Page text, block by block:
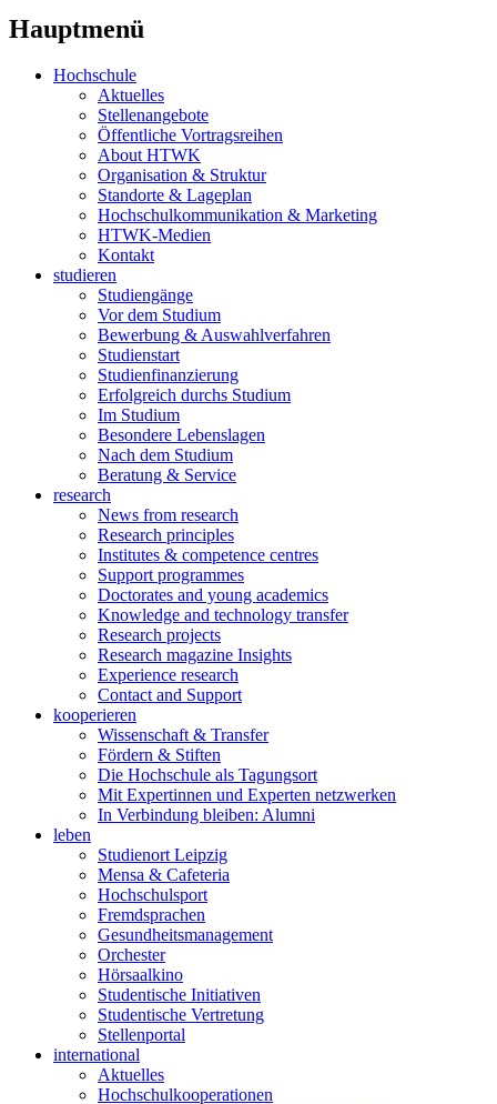
Hauptmenü
Hochschule
Aktuelles
Stellenangebote
Öffentliche Vortragsreihen
About HTWK
Organisation & Struktur
Standorte & Lageplan
Hochschulkommunikation & Marketing
HTWK-Medien
Kontakt
studieren
Studiengänge
Vor dem Studium
Bewerbung & Auswahlverfahren
Studienstart
Studienfinanzierung
Erfolgreich durchs Studium
Im Studium
Besondere Lebenslagen
Nach dem Studium
Beratung & Service
research
News from research
Research principles
Institutes & competence centres
Support programmes
Doctorates and young academics
Knowledge and technology transfer
Research projects
Research magazine Insights
Experience research
Contact and Support
kooperieren
Wissenschaft & Transfer
Fördern & Stiften
Die Hochschule als Tagungsort
Mit Expertinnen und Experten netzwerken
In Verbindung bleiben: Alumni
leben
Studienort Leipzig
Mensa & Cafeteria
Hochschulsport
Fremdsprachen
Gesundheitsmanagement
Orchester
Hörsaalkino
Studentische Initiativen
Studentische Vertretung
Stellenportal
international
Aktuelles
Hochschulkooperationen